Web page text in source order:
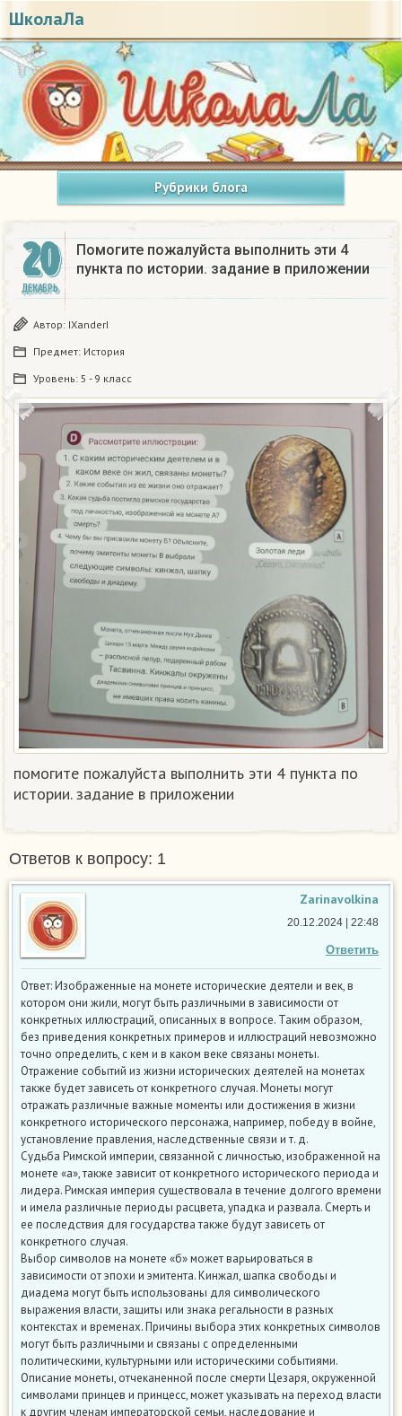
ШколаЛа
Рубрики блога
20
ДЕКАБРЬ
Помогите пожалуйста выполнить эти 4
пункта по истории. задание в приложении ​
Автор: IXanderI
Предмет: История
Уровень: 5 - 9 класс
помогите пожалуйста выполнить эти 4 пункта по
истории. задание в приложении ​
Ответов к вопросу: 1
Zarinavolkina
Ответить
20.12.2024 | 22:48
Ответ: Изображенные на монете исторические деятели и век, в
котором они жили, могут быть различными в зависимости от
конкретных иллюстраций, описанных в вопросе. Таким образом,
без приведения конкретных примеров и иллюстраций невозможно
точно определить, с кем и в каком веке связаны монеты.
Отражение событий из жизни исторических деятелей на монетах
также будет зависеть от конкретного случая. Монеты могут
отражать различные важные моменты или достижения в жизни
конкретного исторического персонажа, например, победу в войне,
установление правления, наследственные связи и т. д.
Судьба Римской империи, связанной с личностью, изображенной на
монете «а», также зависит от конкретного исторического периода и
лидера. Римская империя существовала в течение долгого времени
и имела различные периоды расцвета, упадка и развала. Смерть и
ее последствия для государства также будут зависеть от
конкретного случая.
Выбор символов на монете «б» может варьироваться в
зависимости от эпохи и эмитента. Кинжал, шапка свободы и
диадема могут быть использованы для символического
выражения власти, защиты или знака регальности в разных
контекстах и временах. Причины выбора этих конкретных символов
могут быть различными и связаны с определенными
политическими, культурными или историческими событиями.
Описание монеты, отчеканенной после смерти Цезаря, окруженной
символами принцев и принцесс, может указывать на переход власти
к другим членам императорской семьи, наследование и